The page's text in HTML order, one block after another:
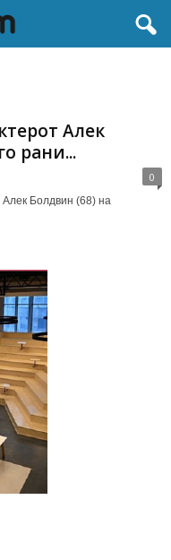
Алек
рани...
0
Алек Болдвин (68) на